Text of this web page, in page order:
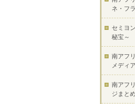
ネ・フ
セミヨ
秘宝～
南アフ
メディ
南アフ
ジまとめ